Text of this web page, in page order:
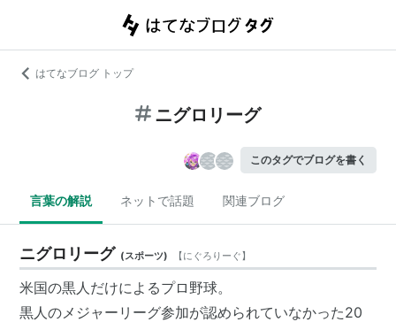
はてなブログ トップ
ニグロリーグ
このタグでブログを書く
言葉の解説 ネットで話題 関連ブログ
ニグロリーグ (スポーツ) 【にぐろりーぐ】
米国の黒人だけによるプロ野球。
黒人のメジャーリーグ参加が認められていなかった20